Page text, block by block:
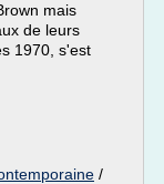
mais
de leurs
1970, s'est
/